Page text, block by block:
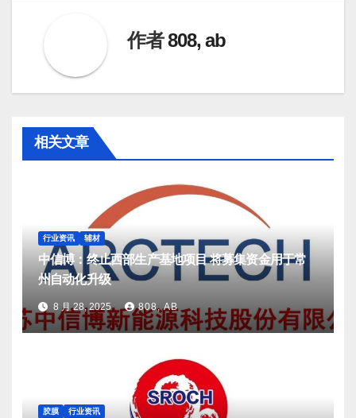
作者808, ab
相关文章
行业资讯 辅材
中信博：终止西部生产基地项目 将募集资金用于常
州自动化升级
8 月 28, 2025 808, AB
胶膜 行业资讯